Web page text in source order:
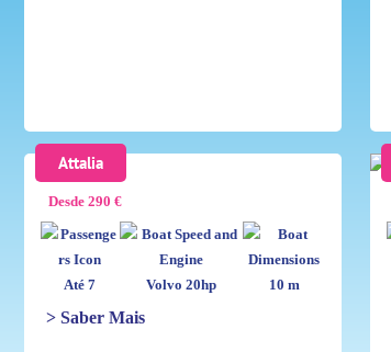
Attalia
Desde 290 €
Até 7 Volvo 20hp 10 m
> Saber Mais